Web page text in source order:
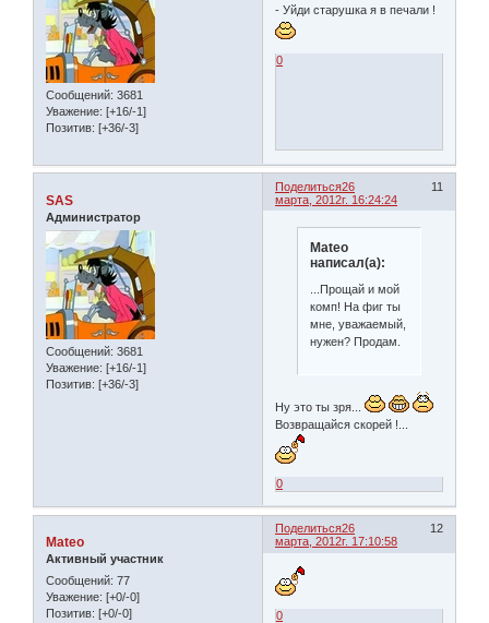
Сообщений: 3681
Уважение: [+16/-1]
Позитив: [+36/-3]
- Уйди старушка я в печали !
0
Поделиться 11
26
марта, 2012г. 16:24:24
SAS
Администратор
Сообщений: 3681
Уважение: [+16/-1]
Позитив: [+36/-3]
Mateo
написал(а):
...Прощай и мой
комп! На фиг ты
мне, уважаемый,
нужен? Продам.
Ну это ты зря...
Возвращайся скорей !...
0
Поделиться 12
26
марта, 2012г. 17:10:58
Mateo
Активный участник
Сообщений: 77
Уважение: [+0/-0]
Позитив: [+0/-0] 0